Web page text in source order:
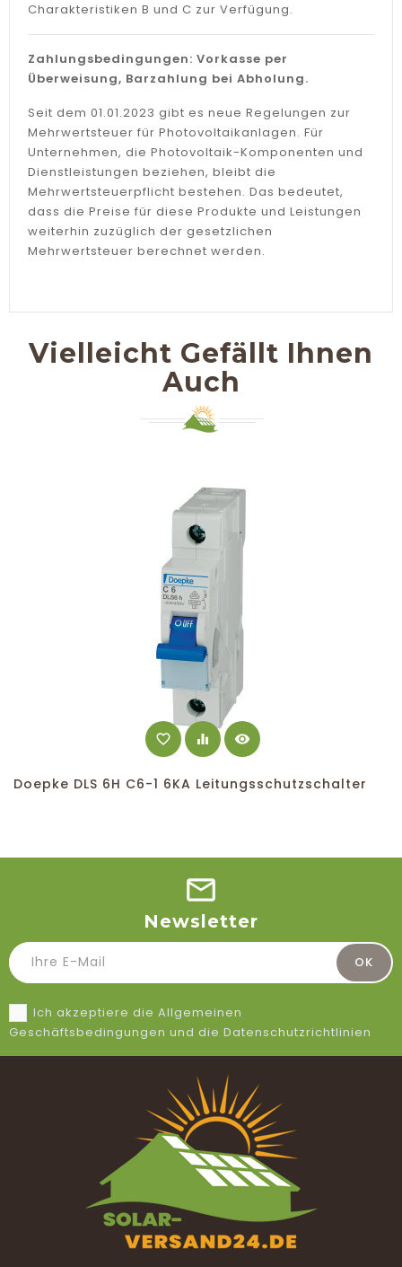
Charakteristiken B und C zur Verfügung.
Zahlungsbedingungen: Vorkasse per
Überweisung, Barzahlung bei Abholung.
Seit dem 01.01.2023 gibt es neue Regelungen zur
Mehrwertsteuer für Photovoltaikanlagen. Für
Unternehmen, die Photovoltaik-Komponenten und
Dienstleistungen beziehen, bleibt die
Mehrwertsteuerpflicht bestehen. Das bedeutet,
dass die Preise für diese Produkte und Leistungen
weiterhin zuzüglich der gesetzlichen
Mehrwertsteuer berechnet werden.
Vielleicht Gefällt Ihnen
Auch
favorite_border equalizer visibility
Doepke DLS 6H C6-1 6KA Leitungsschutzschalter
Newsletter
Ich akzeptiere die Allgemeinen
Geschäftsbedingungen und die Datenschutzrichtlinien